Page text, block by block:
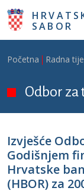
Skoči na glavni
SABOR
Početna Radna
Odbor za
Izvješće
Godišnjem
Hrvatske
(HBOR) za